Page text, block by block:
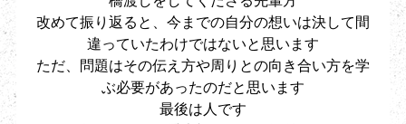
改めて振り返ると、今までの自分の想いは決して間
違っていたわけではないと思います
ただ、問題はその伝え方や周りとの向き合い方を学
ぶ必要があったのだと思います
最後は人です